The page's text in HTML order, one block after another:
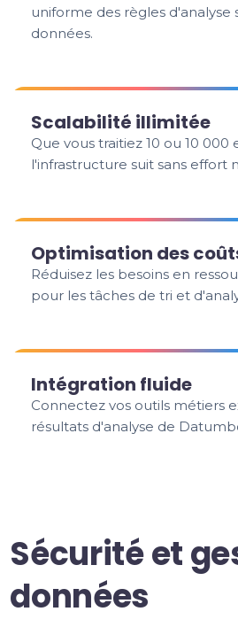
uniforme des règles d'analyse
données.
Scalabilité illimitée
Que vous traitiez 10 ou 10 000
l'infrastructure suit sans effort
Optimisation des
Réduisez les besoins en
pour les tâches de tri et
Intégration fluide
Connectez vos outils métiers
résultats d'analyse de
Sécurité et
données